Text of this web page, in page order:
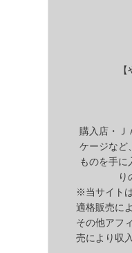
購入店・Ｊ
ケージなど
ものを手に
り
※当サイト
適格販売に
その他アフ
売により収